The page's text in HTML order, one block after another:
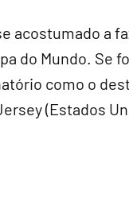
acostumado a
do Mundo. Se
como o
(Estados